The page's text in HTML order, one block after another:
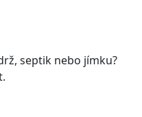
septik nebo jímku?